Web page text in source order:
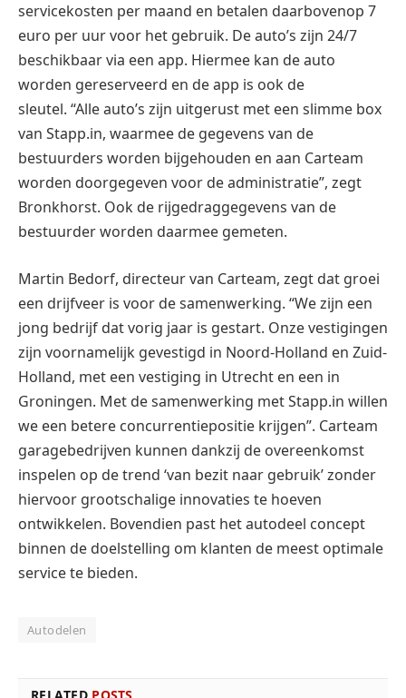
servicekosten per maand en betalen daarbovenop 7
euro per uur voor het gebruik. De auto’s zijn 24/7
beschikbaar via een app. Hiermee kan de auto
worden gereserveerd en de app is ook de
sleutel. “Alle auto’s zijn uitgerust met een slimme box
van Stapp.in, waarmee de gegevens van de
bestuurders worden bijgehouden en aan Carteam
worden doorgegeven voor de administratie”, zegt
Bronkhorst. Ook de rijgedraggegevens van de
bestuurder worden daarmee gemeten.
Martin Bedorf, directeur van Carteam, zegt dat groei
een drijfveer is voor de samenwerking. “We zijn een
jong bedrijf dat vorig jaar is gestart. Onze vestigingen
zijn voornamelijk gevestigd in Noord-Holland en Zuid-
Holland, met een vestiging in Utrecht en een in
Groningen. Met de samenwerking met Stapp.in willen
we een betere concurrentiepositie krijgen”. Carteam
garagebedrijven kunnen dankzij de overeenkomst
inspelen op de trend ‘van bezit naar gebruik’ zonder
hiervoor grootschalige innovaties te hoeven
ontwikkelen. Bovendien past het autodeel concept
binnen de doelstelling om klanten de meest optimale
service te bieden.
Autodelen